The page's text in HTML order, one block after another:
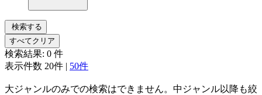
検索する
すべてクリア
検索結果: 0 件
表示件数 20件 | 50件
大ジャンルのみでの検索はできません。中ジャンル以降も絞